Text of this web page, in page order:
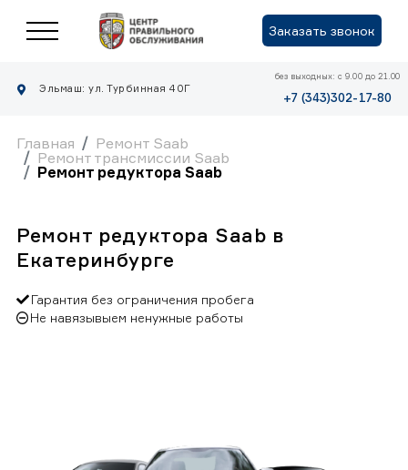
Заказать звонок
Эльмаш: ул. Турбинная 40Г
без выходных: с 9.00 до 21.00
+7 (343)302-17-80
Главная
Ремонт Saab
Ремонт трансмиссии Saab
Ремонт редуктора Saab
Ремонт редуктора Saab в
Екатеринбурге
Гарантия без ограничения пробега
Не навязывыем ненужные работы